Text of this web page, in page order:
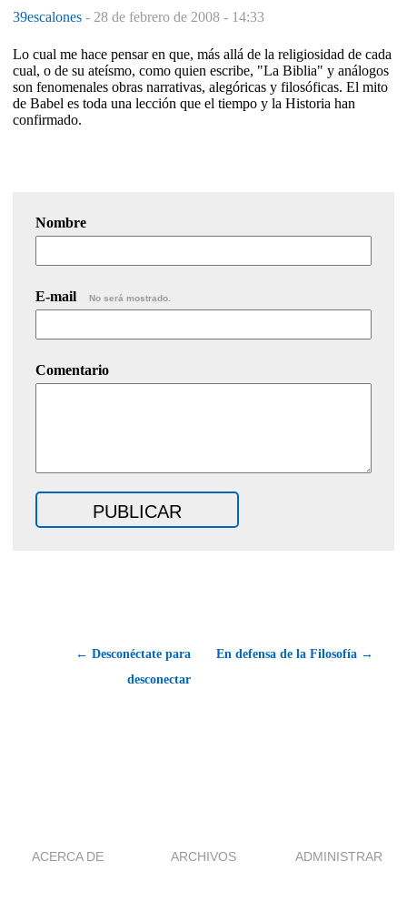
39escalones - 28 de febrero de 2008 - 14:33
Lo cual me hace pensar en que, más allá de la religiosidad de cada
cual, o de su ateísmo, como quien escribe, "La Biblia" y análogos
son fenomenales obras narrativas, alegóricas y filosóficas. El mito
de Babel es toda una lección que el tiempo y la Historia han
confirmado.
Nombre
E-mail No será mostrado.
Comentario
← Desconéctate para
desconectar
En defensa de la Filosofía →
ACERCA DE ARCHIVOS ADMINISTRAR